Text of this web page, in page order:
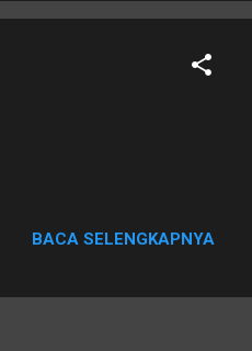
BACA SELENGKAPNYA